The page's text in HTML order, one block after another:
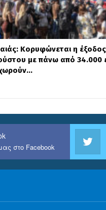
Κορυφώνεται η
με πάνω από 34.000
στο Facebook